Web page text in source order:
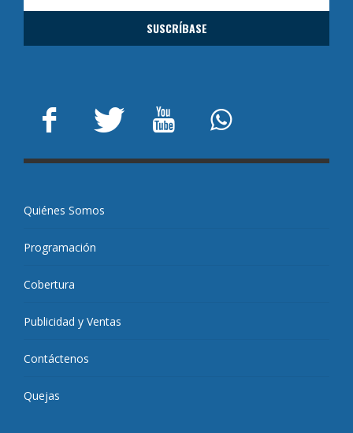
Quiénes Somos
Programación
Cobertura
Publicidad y Ventas
Contáctenos
Quejas